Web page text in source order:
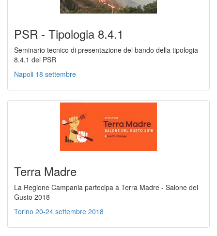
PSR - Tipologia 8.4.1
Seminario tecnico di presentazione del bando della tipologia
8.4.1 del PSR
Napoli 18 settembre
Terra Madre
La Regione Campania partecipa a Terra Madre - Salone del
Gusto 2018
Torino 20-24 settembre 2018